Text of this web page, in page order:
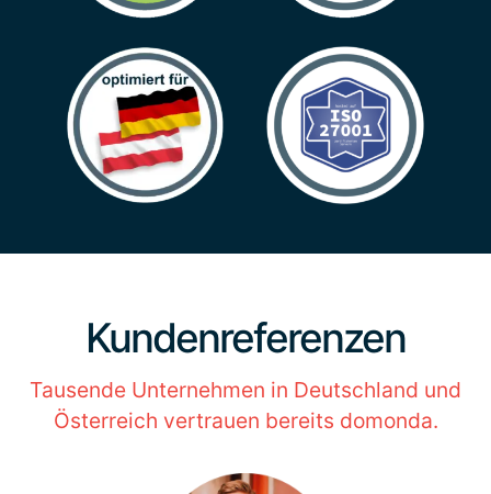
Kunden­referenzen
Tausende Unternehmen in Deutschland und
Österreich vertrauen bereits domonda.